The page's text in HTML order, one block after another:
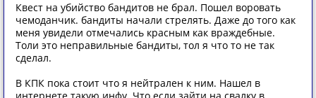
Квест на убийство бандитов не брал. Пошел воровать
чемоданчик. бандиты начали стрелять. Даже до того как
меня увидели отмечались красным как враждебные.
Толи это неправильные бандиты, тол я что то не так
сделал.
В КПК пока стоит что я нейтрален к ним. Нашел в